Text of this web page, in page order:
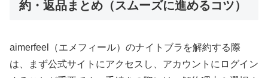
約・返品まとめ（スムーズに進めるコツ）
aimerfeel（エメフィール）のナイトブラを解約する際
は、まず公式サイトにアクセスし、アカウントにログイン